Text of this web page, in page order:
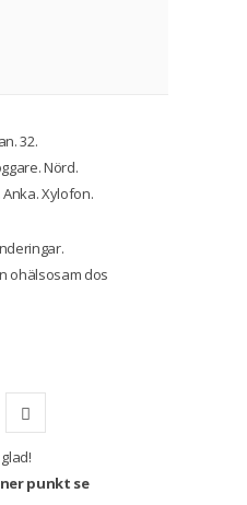
32.
Nörd.
Xylofon.
ohälsosam dos
o
u
punkt se